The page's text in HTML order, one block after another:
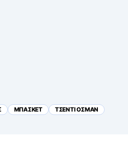
ΜΠΑΣΚΕΤ ΤΣΕΝΤΙ ΟΣΜΑΝ